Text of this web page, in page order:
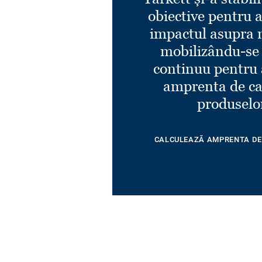
Optima WARM SAND
Ref. 21171823
obiective pentru
impactul asupra
mobilizându-
continuu pentru
amprenta de
CALCULEAZĂ AMPRENTA